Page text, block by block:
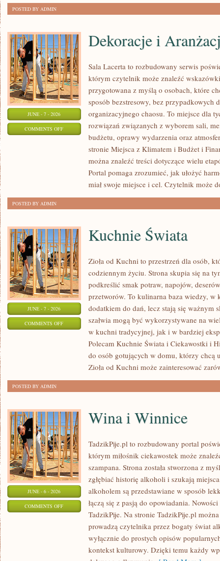
POSTED BY ADMIN
JUNE - 7 - 2026
COMMENTS OFFON
DEKORACJE
ARANŻACJE
Dekoracje i
Sala Lacerta to rozbudowany serwis
którym czytelnik może znaleźć
przygotowana z myślą o osobach, które
sposób bezstresowy, bez przypadkowych
organizacyjnego chaosu. To miejsce dla
rozwiązań związanych z wyborem sali,
budżetu, oprawy wydarzenia oraz
stronie Miejsca z Klimatem i Budżet i
można znaleźć treści dotyczące wielu
Portal pomaga zrozumieć, jak ułożyć
miał swoje miejsce i cel. Czytelnik może
POSTED BY ADMIN
JUNE - 7 - 2026
COMMENTS OFFON
Kuchnie Świata
Zioła od Kuchni to przestrzeń dla osób,
codziennym życiu. Strona skupia się na
podkreślić smak potraw, napojów,
przetworów. To kulinarna baza wiedzy, w
dodatkiem do dań, lecz stają się ważnym
szałwia mogą być wykorzystywane na
w kuchni tradycyjnej, jak i w bardziej
Polecam Kuchnie Świata i Ciekawostki i
do osób gotujących w domu, którzy chcą
Zioła od Kuchni może zainteresować
POSTED BY ADMIN
JUNE - 6 - 2026
COMMENTS OFFON
Wina i Winnice
TadzikPije.pl to rozbudowany portal
którym miłośnik ciekawostek może
szampana. Strona została stworzona z
zgłębiać historię alkoholi i szukają
alkoholem są przedstawiane w sposób
łączą się z pasją do opowiadania.
TadzikPije. Na stronie TadzikPije.pl
prowadzą czytelnika przez bogaty świat
wyłącznie do prostych opisów
kontekst kulturowy. Dzięki temu każdy